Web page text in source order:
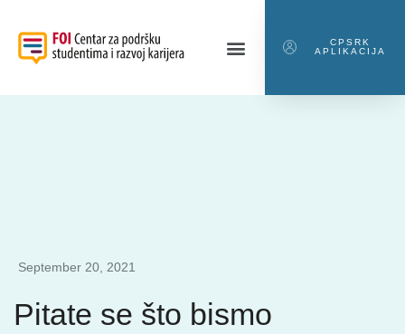
CPSRK
APLIKACIJA
September 20, 2021
Pitate se što bismo